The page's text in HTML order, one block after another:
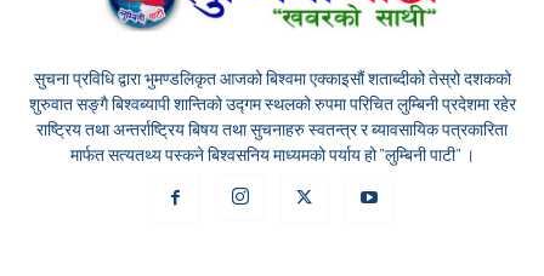
सुचना प्रविधि द्वारा भुमण्डलिकृत आजको बिश्वमा एक्काइसौं शताब्दीको तेस्रो दशकको
शुरुवात सङ्गै बिश्वब्यापी शान्तिको उद्गम स्थलको रुपमा परिचित लुम्बिनी प्रदेशमा रहेर
राष्ट्रिय तथा अन्तर्राष्ट्रिय बिषय तथा सुचनाहरु स्वतन्त्र र ब्यावसायिक पत्रकारिता
मार्फत सत्यतथ्य पस्कने बिश्वसनिय माध्यमको पर्याय हो "लुम्बिनी पाटी" ।